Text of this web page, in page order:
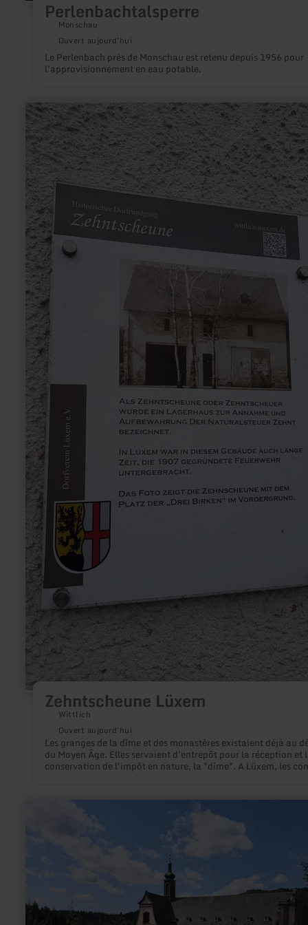
Perlenbachtalsperre
Monschau
Ouvert aujourd'hui
Le Perlenbach près de Monschau est retenu depuis 1956 pour
l'approvisionnement en eau potable.
Zehntscheune Lüxem
Wittlich
Ouvert aujourd'hui
Les granges de la dîme et des monastères existaient déjà au
du Moyen Âge. Elles servaient d'entrepôt pour la réception et
conservation de l'impôt en nature, la "dîme". A Lüxem, les comtes
moines.
en
savoir
plus
sur
Zehntscheune
Lüxem